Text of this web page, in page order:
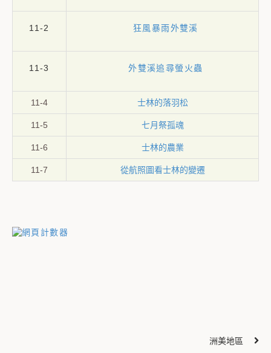
11-2 狂風暴雨外雙溪
11-3 外雙溪追尋螢火蟲
11-4 士林的落羽松
11-5 七月祭孤魂
11-6 士林的農業
11-7 從航照圖看士林的變遷
洲美地區